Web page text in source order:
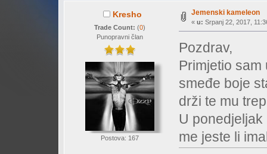
Kresho
Trade Count: (0)
Punopravni član
Postova: 167
Jemenski kameleon
« u: Srpanj 22, 2017,
Pozdrav,
Primjetio
smeđe boje
drži te mu
U
me jeste li